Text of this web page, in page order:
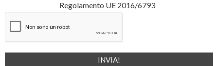
Regolamento UE 2016/6793